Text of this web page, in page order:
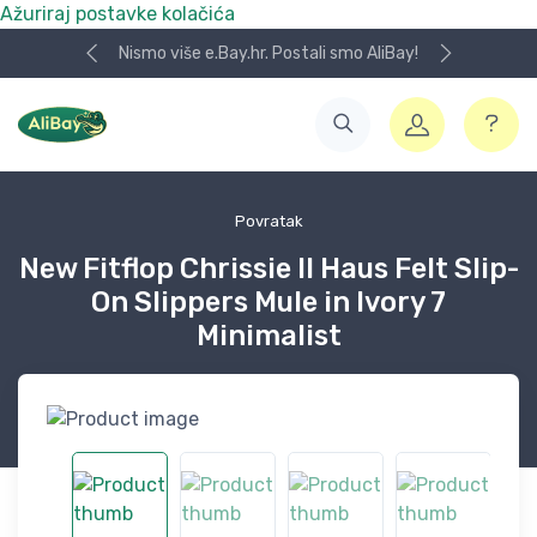
Ažuriraj postavke kolačića
Nismo više e.Bay.hr. Postali smo AliBay!
Povratak
New Fitflop Chrissie II Haus Felt Slip-
On Slippers Mule in Ivory 7
Minimalist